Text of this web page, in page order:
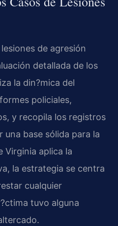
de agresión
detallada de los
la din?mica del
policiales,
y recopila los registros
base sólida para la
Virginia aplica la
la estrategia se centra
cualquier
tuvo alguna